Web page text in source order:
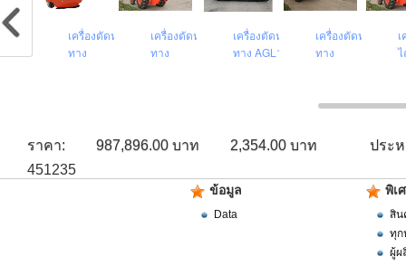
องตัดหญ้าไหล่
AGL-180
เครื่องตัดหญ้าไหล่
ทาง
เครื่องตัดหญ้า ไหล่
ทาง
เครื่องตัดหญ้าไหล่
ทาง AGL120
เครื่องตัดหญ้าไหล่
ทาง
ราคา: 987,896.00 บาท 2,354.00 บาท
ประห
451235
ข้อมูล
Data
พิเ
สิน
ทุก
ผู้ผ